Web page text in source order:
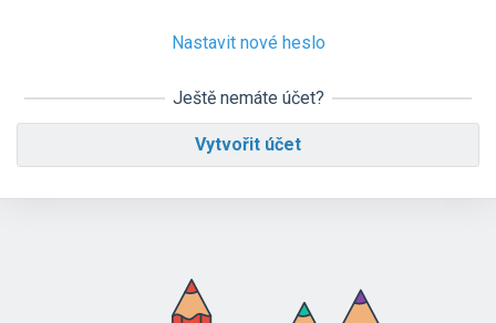
Nastavit nové heslo
Ještě nemáte účet?
Vytvořit účet